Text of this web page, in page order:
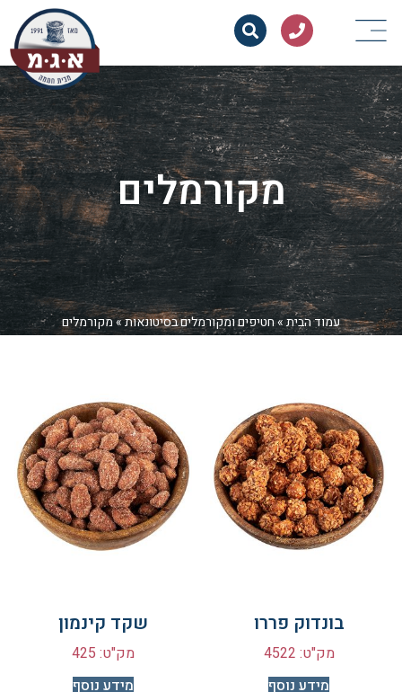
מקורמלים
עמוד הבית»חטיפים ומקורמלים בסיטונאות»מקורמלים
בונדוק פררו
מק"ט: 4522
מידע נוסף
שקד קינמון
מק"ט: 425
מידע נוסף